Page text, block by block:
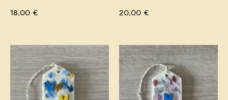
18,00 € 20,00 €